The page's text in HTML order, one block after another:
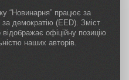
“Новинарня” працює за
демократію (EED). Зміст
офіційну позицію
наших авторів.